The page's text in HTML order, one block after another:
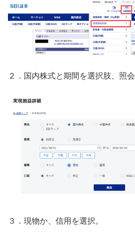
２．国内株式と期間を選択肢、照会
３．現物か、信用を選択。